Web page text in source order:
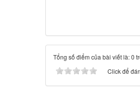
Tổng số điểm của bài viết là: 0
Click để